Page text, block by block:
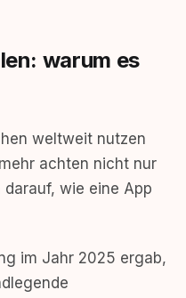
warum es
weltweit nutzen
achten nicht nur
wie eine App
im Jahr 2025 ergab,